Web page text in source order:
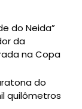
do Neida”
da
na Copa
do
quilômetros